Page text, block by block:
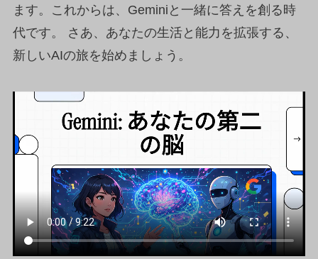
ます。これからは、Geminiと一緒に答えを創る時
代です。 さあ、あなたの生活と能力を拡張する、
新しいAIの旅を始めましょう。